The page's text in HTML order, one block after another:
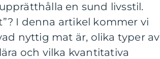
en sund livsstil.
I denna artikel kommer vi
nyttig mat är, olika typer av
och vilka kvantitativa